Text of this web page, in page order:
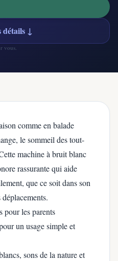
détails ↓
vous.
comme en balade
le sommeil des tout-
machine à bruit blanc
rassurante qui aide
que ce soit dans son
pour les parents
un usage simple et
sons de la nature et